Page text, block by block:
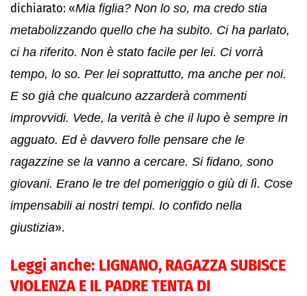
dichiarato: «Mia figlia? Non lo so, ma credo stia
metabolizzando quello che ha subito. Ci ha parlato,
ci ha riferito. Non è stato facile per lei. Ci vorrà
tempo, lo so. Per lei soprattutto, ma anche per noi.
E so già che qualcuno azzarderà commenti
improvvidi. Vede, la verità è che il lupo è sempre in
agguato. Ed è davvero folle pensare che le
ragazzine se la vanno a cercare. Si fidano, sono
giovani. Erano le tre del pomeriggio o giù di lì. Cose
impensabili ai nostri tempi. Io confido nella
giustizia».
Leggi anche: LIGNANO, RAGAZZA SUBISCE
VIOLENZA E IL PADRE TENTA DI